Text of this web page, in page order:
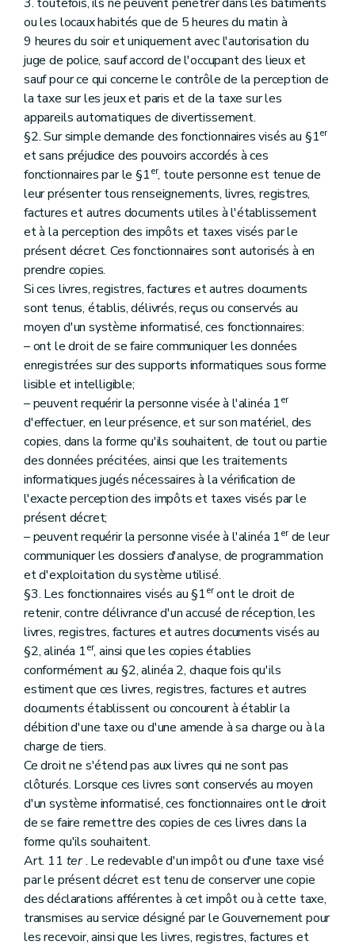
ou les locaux habités que de 5 heures du matin à
9 heures du soir et uniquement avec l'autorisation du
juge de police, sauf accord de l'occupant des lieux et
sauf pour ce qui concerne le contrôle de la perception de
la taxe sur les jeux et paris et de la taxe sur les
appareils automatiques de divertissement.
§2. Sur simple demande des fonctionnaires visés au §1er
et sans préjudice des pouvoirs accordés à ces
fonctionnaires par le §1er, toute personne est tenue de
leur présenter tous renseignements, livres, registres,
factures et autres documents utiles à l'établissement
et à la perception des impôts et taxes visés par le
présent décret. Ces fonctionnaires sont autorisés à en
prendre copies.
Si ces livres, registres, factures et autres documents
sont tenus, établis, délivrés, reçus ou conservés au
moyen d'un système informatisé, ces fonctionnaires:
– ont le droit de se faire communiquer les données
enregistrées sur des supports informatiques sous forme
lisible et intelligible;
– peuvent requérir la personne visée à l'alinéa 1er
d'effectuer, en leur présence, et sur son matériel, des
copies, dans la forme qu'ils souhaitent, de tout ou partie
des données précitées, ainsi que les traitements
informatiques jugés nécessaires à la vérification de
l'exacte perception des impôts et taxes visés par le
présent décret;
– peuvent requérir la personne visée à l'alinéa 1erde leur
communiquer les dossiers d'analyse, de programmation
et d'exploitation du système utilisé.
§3. Les fonctionnaires visés au §1eront le droit de
retenir, contre délivrance d'un accusé de réception, les
livres, registres, factures et autres documents visés au
§2, alinéa 1er, ainsi que les copies établies
conformément au §2, alinéa 2, chaque fois qu'ils
estiment que ces livres, registres, factures et autres
documents établissent ou concourent à établir la
débition d'une taxe ou d'une amende à sa charge ou à la
charge de tiers.
Ce droit ne s'étend pas aux livres qui ne sont pas
clôturés. Lorsque ces livres sont conservés au moyen
d'un système informatisé, ces fonctionnaires ont le droit
de se faire remettre des copies de ces livres dans la
forme qu'ils souhaitent.
Art. 11 ter. Le redevable d'un impôt ou d'une taxe visé
par le présent décret est tenu de conserver une copie
des déclarations afférentes à cet impôt ou à cette taxe,
transmises au service désigné par le Gouvernement pour
les recevoir, ainsi que les livres, registres, factures et